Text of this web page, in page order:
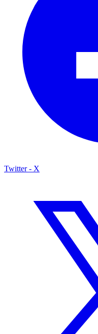
Twitter - X